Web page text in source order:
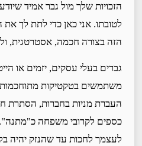
הזכויות שלך מול גבר אמיד
לטובתו. אני כאן כדי לתת לך
הזה בצורה חכמה, אסטרטגית,
גברים בעלי עסקים, יזמים או
משתמשים בטקטיקות מתוחכמות
העברת מניות בחברות, הסתרת
כספים לקרובי משפחה
לעצמך לחכות עד שהנזק יהיה